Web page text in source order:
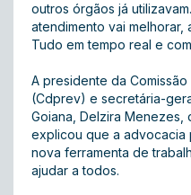
outros órgãos já
atendimento vai
Tudo em tempo real e
A presidente da
(Cdprev) e secretária-
Goiana, Delzira
explicou que a advocacia
nova ferramenta de
ajudar a todos.